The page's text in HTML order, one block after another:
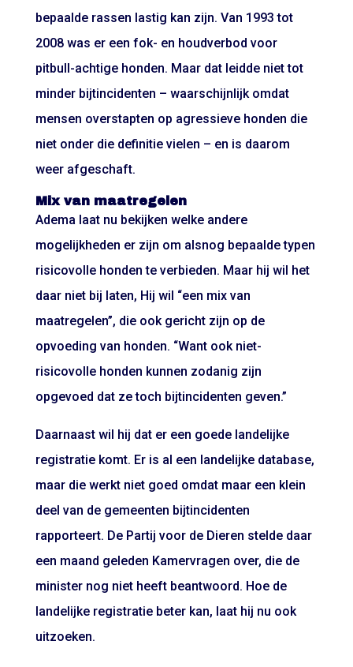
bepaalde rassen lastig kan zijn. Van 1993 tot
2008 was er een fok- en houdverbod voor
pitbull-achtige honden. Maar dat leidde niet tot
minder bijtincidenten – waarschijnlijk omdat
mensen overstapten op agressieve honden die
niet onder die definitie vielen – en is daarom
weer afgeschaft.
Mix van maatregelen
Adema laat nu bekijken welke andere
mogelijkheden er zijn om alsnog bepaalde typen
risicovolle honden te verbieden. Maar hij wil het
daar niet bij laten, Hij wil “een mix van
maatregelen”, die ook gericht zijn op de
opvoeding van honden. “Want ook niet-
risicovolle honden kunnen zodanig zijn
opgevoed dat ze toch bijtincidenten geven.”
Daarnaast wil hij dat er een goede landelijke
registratie komt. Er is al een landelijke database,
maar die werkt niet goed omdat maar een klein
deel van de gemeenten bijtincidenten
rapporteert. De Partij voor de Dieren stelde daar
een maand geleden Kamervragen over, die de
minister nog niet heeft beantwoord. Hoe de
landelijke registratie beter kan, laat hij nu ook
uitzoeken.